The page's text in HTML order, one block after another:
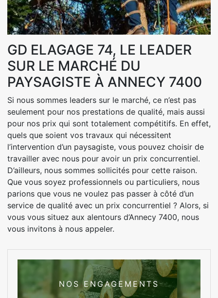
GD ELAGAGE 74, LE LEADER
SUR LE MARCHÉ DU
PAYSAGISTE À ANNECY 7400
Si nous sommes leaders sur le marché, ce n’est pas
seulement pour nos prestations de qualité, mais aussi
pour nos prix qui sont totalement compétitifs. En effet,
quels que soient vos travaux qui nécessitent
l’intervention d’un paysagiste, vous pouvez choisir de
travailler avec nous pour avoir un prix concurrentiel.
D’ailleurs, nous sommes sollicités pour cette raison.
Que vous soyez professionnels ou particuliers, nous
parions que vous ne voulez pas passer à côté d’un
service de qualité avec un prix concurrentiel ? Alors, si
vous vous situez aux alentours d’Annecy 7400, nous
vous invitons à nous appeler.
NOS ENGAGEMENTS